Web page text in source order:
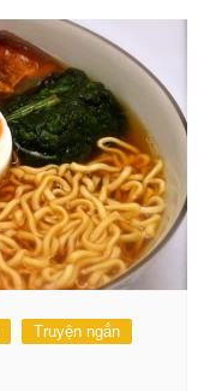
Truyện ngắn